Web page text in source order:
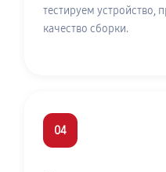
тестируем устройство,
качество сборки.
04